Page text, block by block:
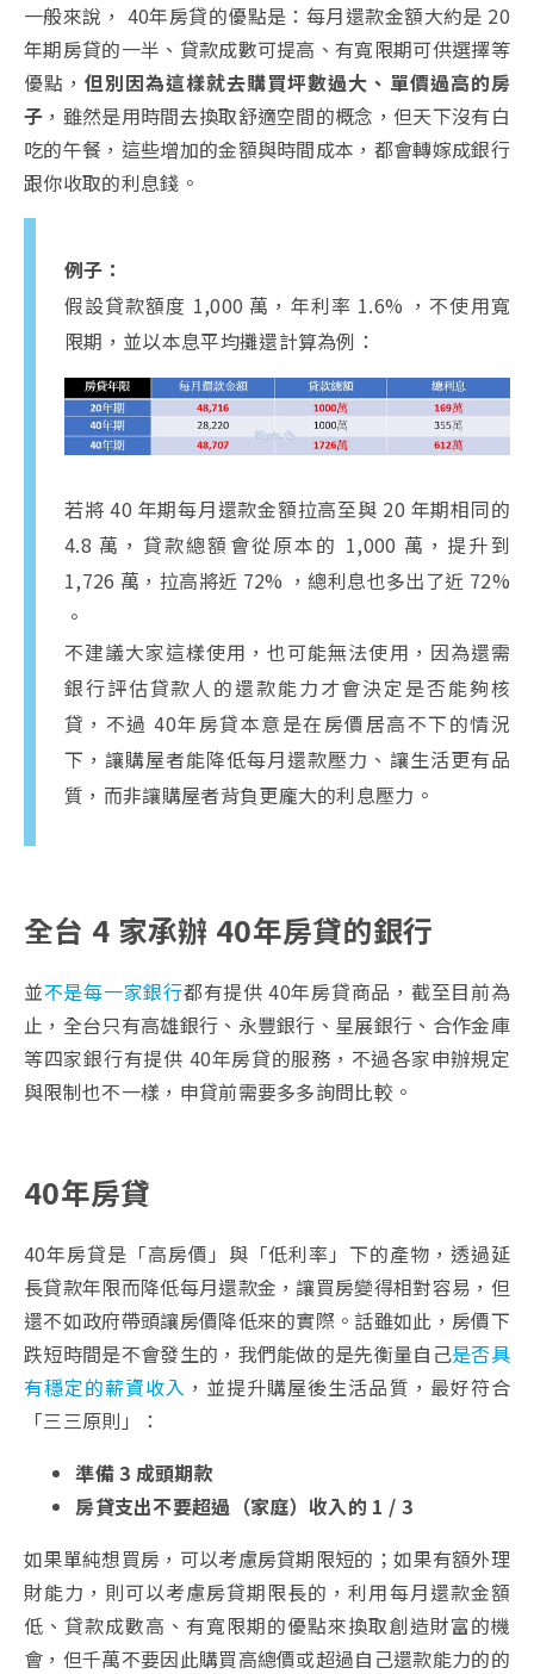
一般來說， 40年房貸的優點是：每月還款金額大約是 20
年期房貸的一半、貸款成數可提高、有寬限期可供選擇等
優點，但別因為這樣就去購買坪數過大、單價過高的房
子 ，雖然是用時間去換取舒適空間的概念，但天下沒有白
吃的午餐，這些增加的金額與時間成本，都會轉嫁成銀行
跟你收取的利息錢。
例子：
假設貸款額度 1,000 萬，年利率 1.6% ，不使用寬
限期，並以本息平均攤還計算為例：
若將 40 年期每月還款金額拉高至與 20 年期相同的
4.8 萬，貸款總額會從原本的 1,000 萬，提升到
1,726 萬，拉高將近 72% ，總利息也多出了近 72%
。
不建議大家這樣使用，也可能無法使用，因為還需
銀行評估貸款人的還款能力才會決定是否能夠核
貸，不過 40年房貸本意是在房價居高不下的情況
下，讓購屋者能降低每月還款壓力、讓生活更有品
質，而非讓購屋者背負更龐大的利息壓力。
全台 4 家承辦 40年房貸的銀行
並不是每一家銀行都有提供 40年房貸商品，截至目前為
止，全台只有高雄銀行、永豐銀行、星展銀行、合作金庫
等四家銀行有提供 40年房貸的服務，不過各家申辦規定
與限制也不一樣，申貸前需要多多詢問比較。
40年房貸
40年房貸是「高房價」與「低利率」下的產物，透過延
長貸款年限而降低每月還款金，讓買房變得相對容易，但
還不如政府帶頭讓房價降低來的實際。話雖如此，房價下
跌短時間是不會發生的，我們能做的是先衡量自己是否具
有穩定的薪資收入 ，並提升購屋後生活品質，最好符合
「三三原則」：
準備 3 成頭期款
房貸支出不要超過（家庭）收入的 1 / 3
如果單純想買房，可以考慮房貸期限短的；如果有額外理
財能力，則可以考慮房貸期限長的，利用每月還款金額
低、貸款成數高、有寬限期的優點來換取創造財富的機
會，但千萬不要因此購買高總價或超過自己還款能力的的